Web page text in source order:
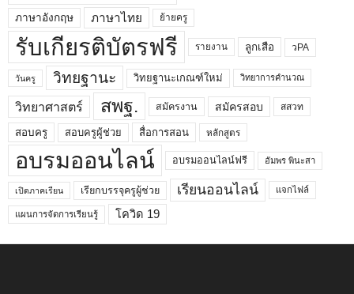
ภาษาอังกฤษ ภาษาไทย ย้ายครู
รับเกียรติบัตรฟรี รายงาน ลูกเสือ วPA
วันครู วิทยฐานะ วิทยฐานะเกณฑ์ใหม่ วิทยาการคำนวณ
วิทยาศาสตร์ สพฐ. สมัครงาน สมัครสอบ สสวท
สอบครู สอบครูผู้ช่วย สื่อการสอน หลักสูตร
อบรมออนไลน์ อบรมออนไลน์ฟรี อัมพร พินะสา
เปิดภาคเรียน เรียกบรรจุครูผู้ช่วย เรียนออนไลน์ แจกไฟล์
แผนการจัดการเรียนรู้ โควิด 19